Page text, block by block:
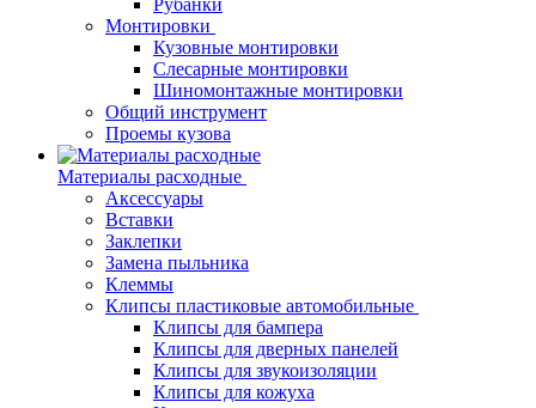
Рубанки
Монтировки
Кузовные монтировки
Слесарные монтировки
Шиномонтажные монтировки
Общий инструмент
Проемы кузова
Материалы расходные
Аксессуары
Вставки
Заклепки
Замена пыльника
Клеммы
Клипсы пластиковые автомобильные
Клипсы для бампера
Клипсы для дверных панелей
Клипсы для звукоизоляции
Клипсы для кожуха